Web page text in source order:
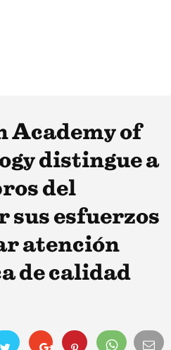
Academy of
distingue a
del
sus esfuerzos
atención
de calidad